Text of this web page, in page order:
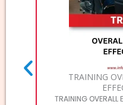
TRAINING
TRAINING OVERALL